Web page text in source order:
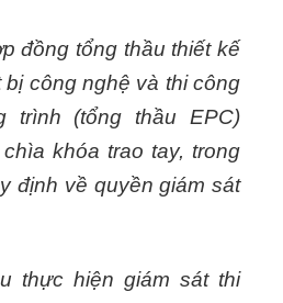
đồng tổng thầu thiết kế
công nghệ và thi công
trình (tổng thầu EPC)
khóa trao tay, trong
định về quyền giám sát
hiện giám sát thi